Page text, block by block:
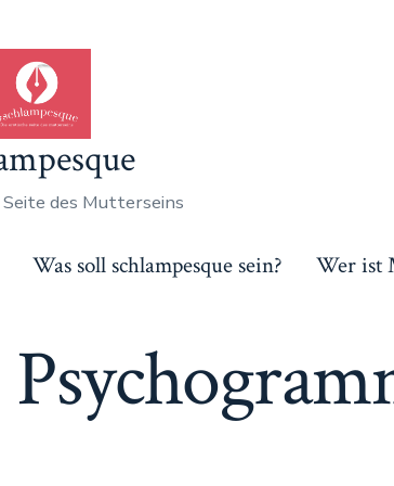
des Mutterseins
Was soll schlampesque sein? Wer ist